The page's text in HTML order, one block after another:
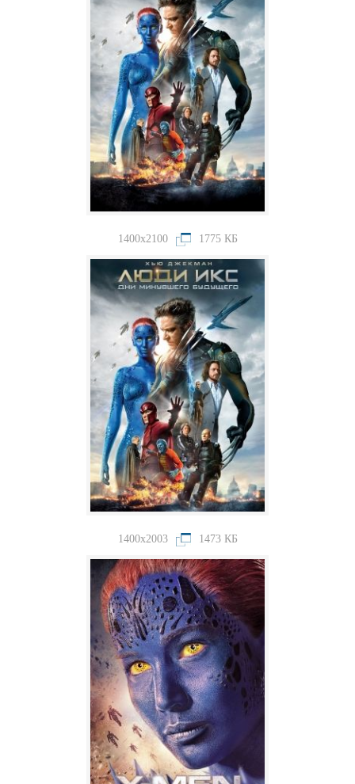
1400x2100 1775 КБ
1400x2003 1473 КБ